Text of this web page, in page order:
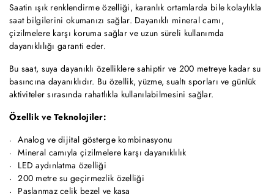
Saatin ışık renklendirme özelliği, karanlık ortamlarda bile kolaylıkla
saat bilgilerini okumanızı sağlar. Dayanıklı mineral camı,
çizilmelere karşı koruma sağlar ve uzun süreli kullanımda
dayanıklılığı garanti eder.
Bu saat, suya dayanıklı özelliklere sahiptir ve 200 metreye kadar su
basıncına dayanıklıdır. Bu özellik, yüzme, sualtı sporları ve günlük
aktiviteler sırasında rahatlıkla kullanılabilmesini sağlar.
Özellik ve Teknolojiler:
Analog ve dijital gösterge kombinasyonu
Mineral camıyla çizilmelere karşı dayanıklılık
LED aydınlatma özelliği
200 metre su geçirmezlik özelliği
Paslanmaz çelik bezel ve kasa